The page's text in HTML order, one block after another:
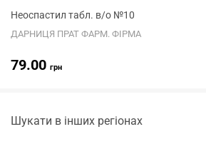
Неоспастил табл. в/о №10
ДАРНИЦЯ ПРАТ ФАРМ. ФІРМА
79.00 грн
Шукати в інших регіонах